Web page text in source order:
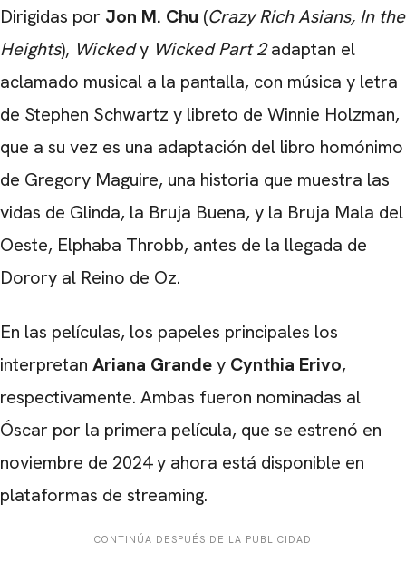
Dirigidas por Jon M. Chu (Crazy Rich Asians, In the
Heights), Wickedy Wicked Part 2adaptan el
aclamado musical a la pantalla, con música y letra
de Stephen Schwartz y libreto de Winnie Holzman,
que a su vez es una adaptación del libro homónimo
de Gregory Maguire, una historia que muestra las
vidas de Glinda, la Bruja Buena, y la Bruja Mala del
Oeste, Elphaba Throbb, antes de la llegada de
Dorory al Reino de Oz.
En las películas, los papeles principales los
interpretan Ariana Grandey Cynthia Erivo,
respectivamente. Ambas fueron nominadas al
Óscar por la primera película, que se estrenó en
noviembre de 2024 y ahora está disponible en
plataformas de streaming.
CONTINÚA DESPUÉS DE LA PUBLICIDAD